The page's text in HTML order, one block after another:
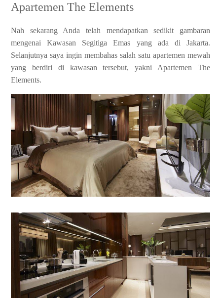
Apartemen The Elements
Nah sekarang Anda telah mendapatkan sedikit gambaran
mengenai Kawasan Segitiga Emas yang ada di Jakarta.
Selanjutnya saya ingin membahas salah satu apartemen mewah
yang berdiri di kawasan tersebut, yakni Apartemen The
Elements.